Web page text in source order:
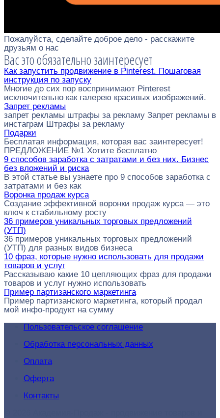
Пожалуйста, сделайте доброе дело - расскажите
друзьям о нас
Вас это обязательно заинтересует
Как запустить продвижение в Pinterest. Пошаговая
инструкция по запуску
Многие до сих пор воспринимают Pinterest
исключительно как галерею красивых изображений.
Запрет рекламы
запрет рекламы штрафы за рекламу Запрет рекламы в
инстаграм Штрафы за рекламу
Подарки
Бесплатая информация, которая вас заинтересует!
ПРЕДЛОЖЕНИЕ №1 Хотите бесплатно
9 способов заработка с затратами и без них. Бизнес
без вложений и риска
В этой статье вы узнаете про 9 способов заработка с
затратами и без как
Воронка продаж курса
Создание эффективной воронки продаж курса — это
ключ к стабильному росту
36 примеров уникальных торговых предложений
(УТП)
36 примеров уникальных торговых предложений
(УТП) для разных видов бизнеса
10 фраз, которые нужно использовать для продажи
товаров и услуг
Рассказываю какие 10 цепляющих фраз для продажи
товаров и услуг нужно использовать
Пример партизанского маркетинга
Пример партизанского маркетинга, который продал
мой инфо-продукт на сумму
Пользовательское соглашение
Обработка персональных данных
Оплата
Оферта
Контакты